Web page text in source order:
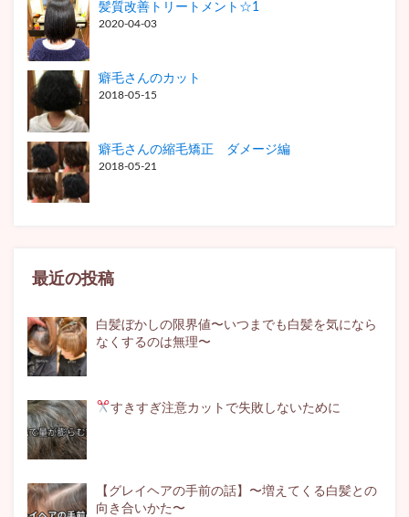
髪質改善トリートメント☆1
2020-04-03
癖毛さんのカット
2018-05-15
癖毛さんの縮毛矯正 ダメージ編
2018-05-21
最近の投稿
白髪ぼかしの限界値〜いつまでも白髪を気になら
なくするのは無理〜
すきすぎ注意カットで失敗しないために
【グレイヘアの手前の話】〜増えてくる白髪との
向き合いかた〜